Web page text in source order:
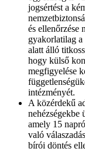
jogsértést a
és
gyakorlatilag a
alatt álló
hogy külső
megfigyelése
intézményét.
A közérdekű
nehézségekbe
amely 15
való
bírói döntés